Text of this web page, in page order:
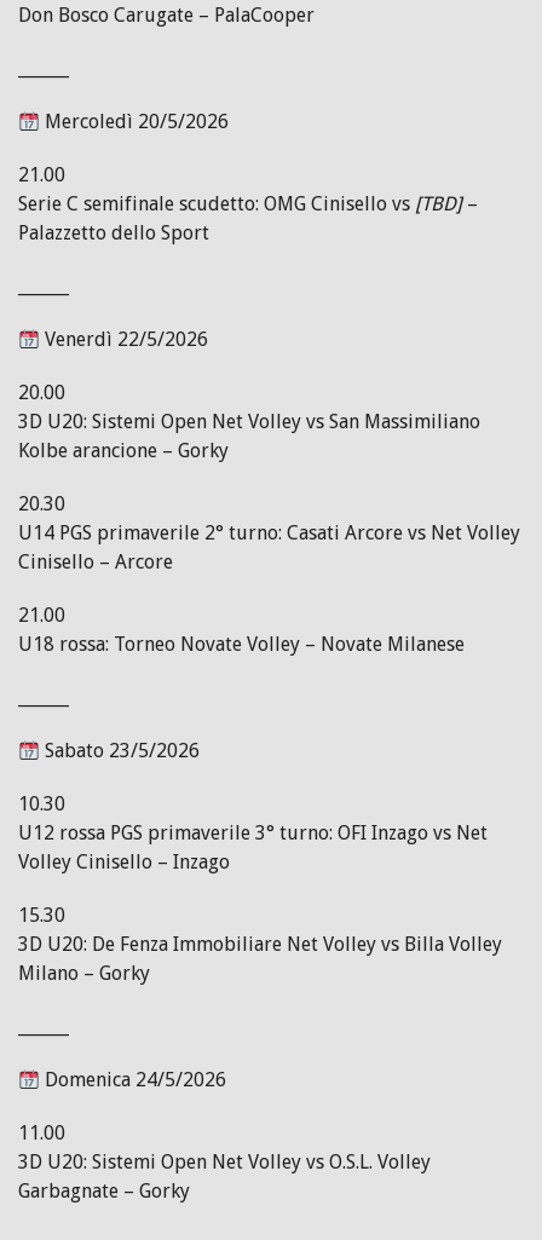
Don Bosco Carugate – PalaCooper
Mercoledì 20/5/2026
21.00
Serie C semifinale scudetto: OMG Cinisello vs [TBD]–
Palazzetto dello Sport
Venerdì 22/5/2026
20.00
3D U20: Sistemi Open Net Volley vs San Massimiliano
Kolbe arancione – Gorky
20.30
U14 PGS primaverile 2° turno: Casati Arcore vs Net Volley
Cinisello – Arcore
21.00
U18 rossa: Torneo Novate Volley – Novate Milanese
Sabato 23/5/2026
10.30
U12 rossa PGS primaverile 3° turno: OFI Inzago vs Net
Volley Cinisello – Inzago
15.30
3D U20: De Fenza Immobiliare Net Volley vs Billa Volley
Milano – Gorky
Domenica 24/5/2026
11.00
3D U20: Sistemi Open Net Volley vs O.S.L. Volley
Garbagnate – Gorky